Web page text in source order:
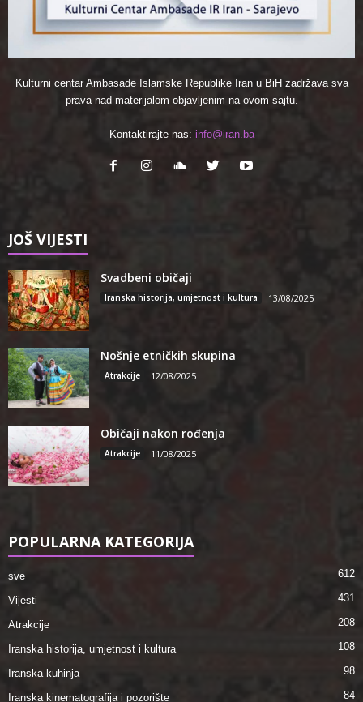
Kulturni centar Ambasade Islamske Republike Iran u BiH zadržava sva
prava nad materijalom objavljenim na ovom sajtu.
Kontaktirajte nas: info@iran.ba
JOŠ VIJESTI
Svadbeni običaji
Iranska historija, umjetnost i kultura 13/08/2025
Nošnje etničkih skupina
Atrakcije 12/08/2025
Običaji nakon rođenja
Atrakcije 11/08/2025
POPULARNA KATEGORIJA
sve 612
Vijesti 431
Atrakcije 208
Iranska historija, umjetnost i kultura 108
Iranska kuhinja 98
Iranska kinematografija i pozorište 84